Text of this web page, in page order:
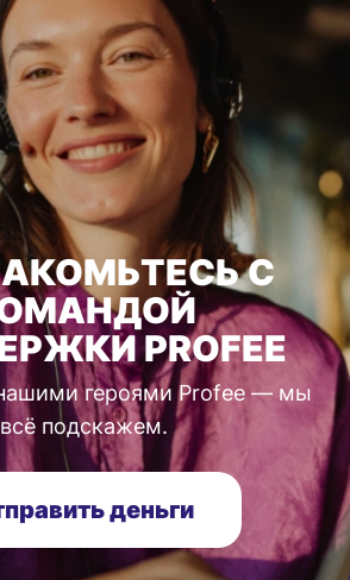
С
PROFEE
героями Profee — мы
всё подскажем.
деньги